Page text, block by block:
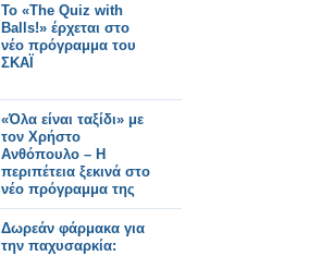
Το «The Quiz with
Balls!» έρχεται στο
νέο πρόγραμμα του
ΣΚΑΪ
«Όλα είναι ταξίδι» με
τον Χρήστο
Ανθόπουλο – Η
περιπέτεια ξεκινά στο
νέο πρόγραμμα της
ΕΡΤ
Δωρεάν φάρμακα για
την παχυσαρκία: